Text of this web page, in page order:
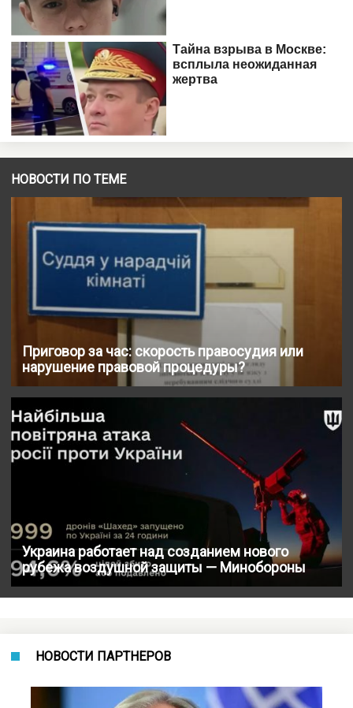
НОВОСТИ ПО ТЕМЕ
Приговор за час: скорость правосудия или
нарушение правовой процедуры?
Украина работает над созданием нового
рубежа воздушной защиты — Минобороны
НОВОСТИ ПАРТНЕРОВ